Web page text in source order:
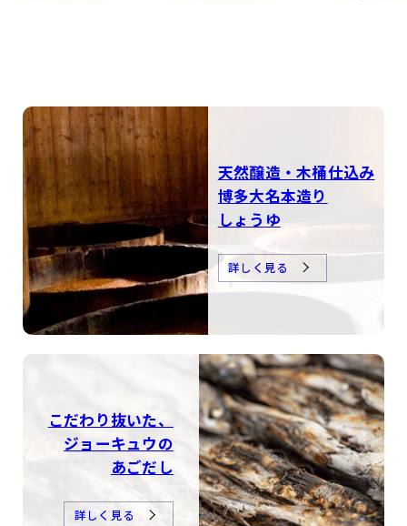
天然醸造・木桶仕込み
博多大名本造り
しょうゆ
詳しく見る
こだわり抜いた、
ジョーキュウの
あごだし
詳しく見る